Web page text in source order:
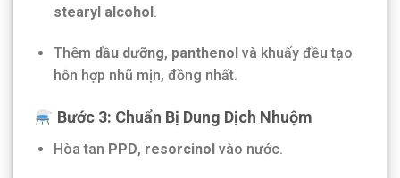
stearyl alcohol.
Thêm dầu dưỡng, panthenolvà khuấy đều tạo
hỗn hợp nhũ mịn, đồng nhất.
Bước 3: Chuẩn Bị Dung Dịch Nhuộm
Hòa tan PPD, resorcinolvào nước.